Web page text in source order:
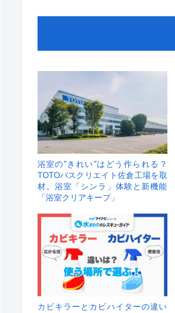
浴室の”きれい”はどう作られる？
TOTOバスクリエイト佐倉工場を取
材。浴室「シンラ」体験と新機能
「浴室クリアキープ」
カビキラーとカビハイターの違い